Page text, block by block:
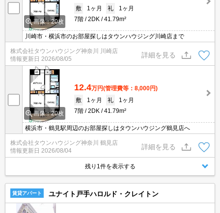
画像：20枚
敷
1ヶ月 礼
1ヶ月
7階
2DK 41.79m²
川崎市・横浜市のお部屋探しはタウンハウジング川崎店まで
株式会社タウンハウジング神奈川 川崎店
情報更新日 2026/08/05
詳細を見る
画像：20枚
12.4万円(管理費等：8,000円)
敷
1ヶ月 礼
1ヶ月
7階
2DK 41.79m²
横浜市・鶴見駅周辺のお部屋探しはタウンハウジング鶴見店へ
株式会社タウンハウジング神奈川 鶴見店
情報更新日 2026/08/04
詳細を見る
残り1件を表示する
賃貸アパート ユナイト戸手ハロルド・クレイトン